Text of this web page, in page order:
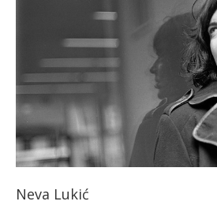
Neva Lukić